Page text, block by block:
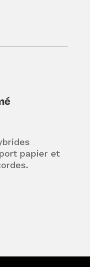
papier et